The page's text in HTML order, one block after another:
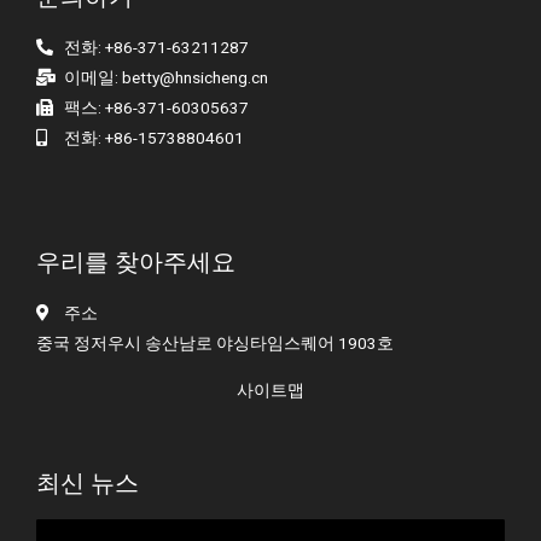
전화: +86-371-63211287
이메일: betty@hnsicheng.cn
팩스: +86-371-60305637
전화: +86-15738804601
우리를 찾아주세요
주소
중국 정저우시 송산남로 야싱타임스퀘어 1903호
사이트맵
최신 뉴스